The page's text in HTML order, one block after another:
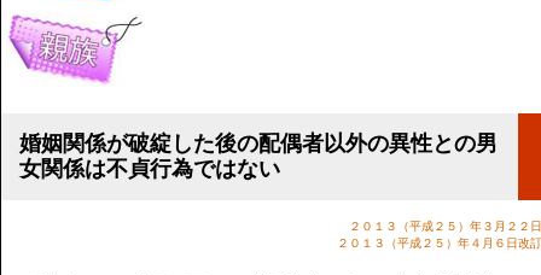
リンク集
顧問契約について
気をつけたい法律のポイント
武田正男の独り言
婚姻関係が破綻した後の配偶者以外の異性との男
女関係は不貞行為ではない
２０１３（平成２５）年３月２２日
２０１３（平成２５）年４月６日改訂